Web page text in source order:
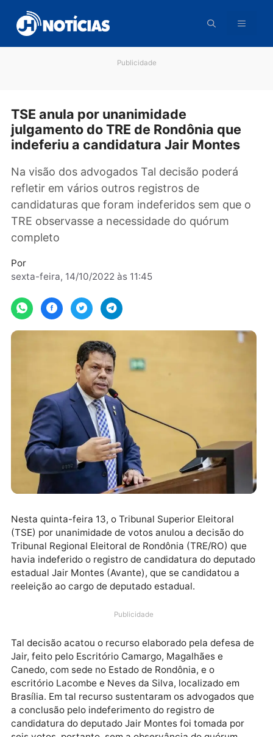
para
conteúdo
TSE anula por unanimidade
julgamento do TRE de Rondônia que
Na visão dos advogados Tal decisão poderá
refletir em vários outros registros de
candidaturas que foram indeferidos sem que
TRE observasse a necessidade do quórum
completo
sexta-feira, 14/10/2022 às 11:45
Nesta quinta-feira 13, o Tribunal Superior Eleitoral
(TSE) por unanimidade de votos anulou a decisão do
estadual Jair Montes (Avante), que se candidatou a
reeleição ao cargo de deputado estadual.
Publicidade
Tal decisão acatou o recurso elaborado pela defesa
Jair, feito pelo Escritório Camargo, Magalhães e